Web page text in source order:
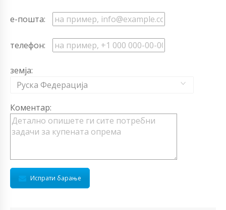
е-пошта:
телефон:
земја:
Руска Федерација
Коментар:
Испрати барање